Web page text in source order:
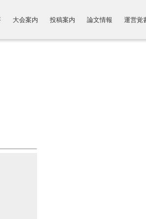
大会案内 投稿案内 論文情報 運営覚